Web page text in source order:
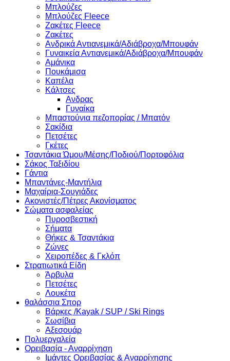
Μπλούζες
Μπλούζες Fleece
Ζακέτες Fleece
Ζακέτες
Ανδρικά Αντιανεμικά/Αδιάβροχα/Μπουφάν
Γυναικεία Αντιανεμικά/Αδιάβροχα/Μπουφάν
Αμάνικα
Πουκάμισα
Καπέλα
Κάλτσες
Ανδρας
Γυναίκα
Μπαστούνια πεζοπορίας / Μπατόν
Σακίδια
Πετσέτες
Γκέτες
Τσαντάκια Ώμου/Μέσης/Ποδιού/Πορτοφόλια
Σάκος Ταξιδίου
Γάντια
Μπαντάνες-Μαντήλια
Μαχαίρια-Σουγιάδες
Ακονιστές/Πέτρες Ακονίσματος
Σώματα ασφαλείας
Πυροσβεστική
Σήματα
Θήκες & Τσαντάκια
Ζώνες
Χειροπέδες & Γκλόπ
Στρατιωτικά Είδη
Άρβυλα
Πετσέτες
Λουκέτα
θαλάσσια Σπορ
Βάρκες /Kayak / SUP / Ski Rings
Σωσίβια
Αξεσουάρ
Πολυεργαλεία
Ορειβασία - Αναρρίχηση
Ιμάντες Ορειβασίας & Αναρρίχησης